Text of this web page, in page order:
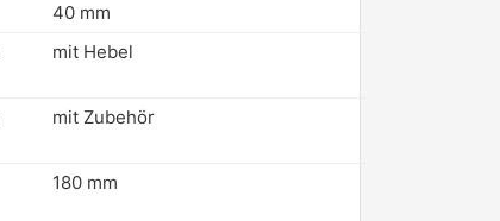
40 mm
mit Hebel
mit Zubehör
180 mm